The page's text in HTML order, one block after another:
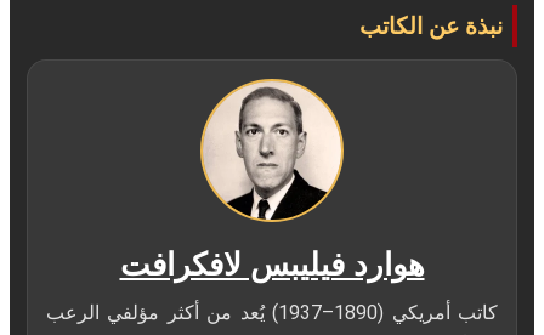
نبذة عن الكاتب
هوارد فيليبس لافكرافت
كاتب أمريكي (1890–1937) يُعد من أكثر مؤلفي الرعب